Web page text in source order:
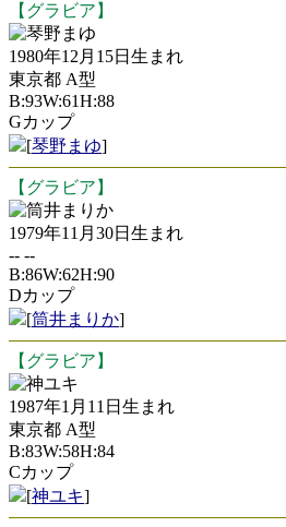
【グラビア】
琴野まゆ
1980年12月15日生まれ
東京都 A型
B:93W:61H:88
Gカップ
[琴野まゆ]
【グラビア】
筒井まりか
1979年11月30日生まれ
-- --
B:86W:62H:90
Dカップ
[筒井まりか]
【グラビア】
神ユキ
1987年1月11日生まれ
東京都 A型
B:83W:58H:84
Cカップ
[神ユキ]